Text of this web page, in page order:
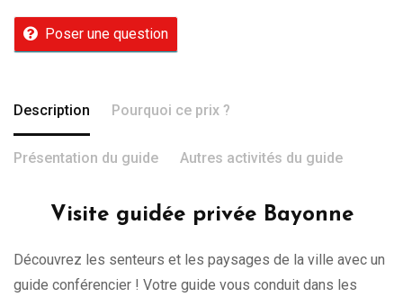
Poser une question
Description Pourquoi ce prix ?
Présentation du guide Autres activités du guide
Visite guidée privée Bayonne
Découvrez les senteurs et les paysages de la ville avec un
guide conférencier ! Votre guide vous conduit dans les